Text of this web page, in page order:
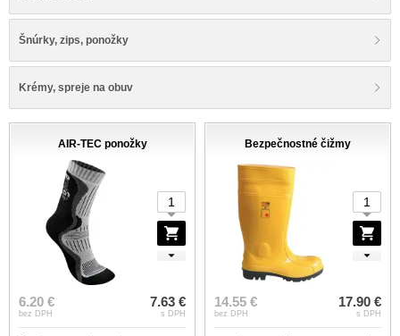
Šnúrky, zips, ponožky
Krémy, spreje na obuv
AIR-TEC ponožky
6.20 €
bez DPH
7.63 €
s DPH
Bezpečnostné čižmy
14.55 €
bez DPH
17.90 €
s DPH